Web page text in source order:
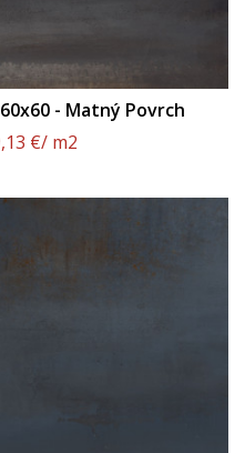
60x60 - Matný Povrch
€/ m2